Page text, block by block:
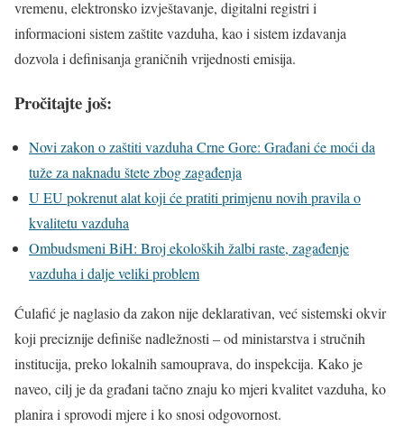
vremenu, elektronsko izvještavanje, digitalni registri i
informacioni sistem zaštite vazduha, kao i sistem izdavanja
dozvola i definisanja graničnih vrijednosti emisija.
Pročitajte još:
Novi zakon o zaštiti vazduha Crne Gore: Građani će moći da
tuže za naknadu štete zbog zagađenja
U EU pokrenut alat koji će pratiti primjenu novih pravila o
kvalitetu vazduha
Ombudsmeni BiH: Broj ekoloških žalbi raste, zagađenje
vazduha i dalje veliki problem
Ćulafić je naglasio da zakon nije deklarativan, već sistemski okvir
koji preciznije definiše nadležnosti – od ministarstva i stručnih
institucija, preko lokalnih samouprava, do inspekcija. Kako je
naveo, cilj je da građani tačno znaju ko mjeri kvalitet vazduha, ko
planira i sprovodi mjere i ko snosi odgovornost.